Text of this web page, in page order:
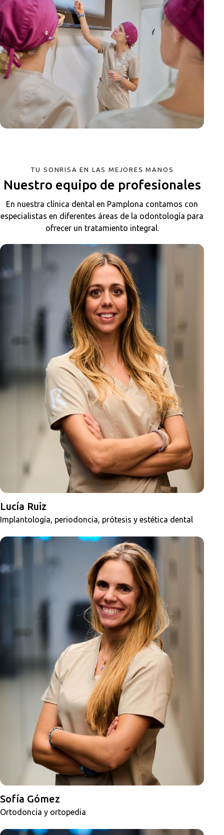
TU SONRISA EN LAS MEJORES MANOS
Nuestro equipo de profesionales
En nuestra clínica dental en Pamplona contamos con
especialistas en diferentes áreas de la odontología para
ofrecer un tratamiento integral.
Lucía Ruiz
Implantología, periodoncia, prótesis y estética dental
Sofía Gómez
Ortodoncia y ortopedia